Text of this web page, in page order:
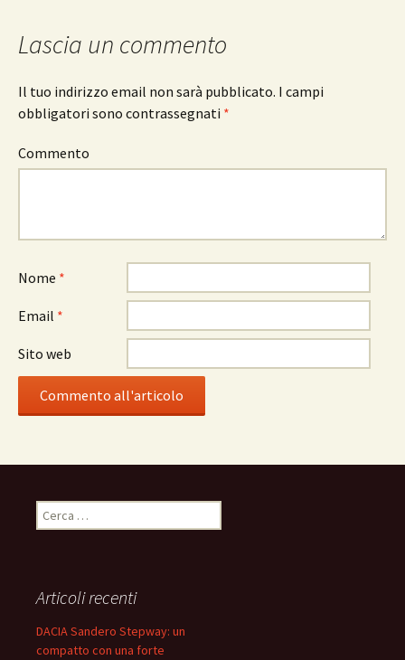
articolo
Lascia un commento
Il tuo indirizzo email non sarà pubblicato. I campi
obbligatori sono contrassegnati *
Commento
Nome *
Email *
Sito web
i
c
a
Articoli recenti
DACIA Sandero Stepway: un
compatto con una forte